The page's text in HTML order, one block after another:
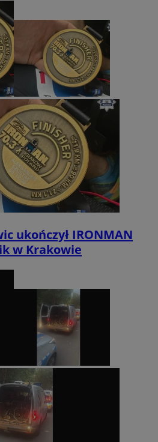
ukończył IRONMAN
w Krakowie